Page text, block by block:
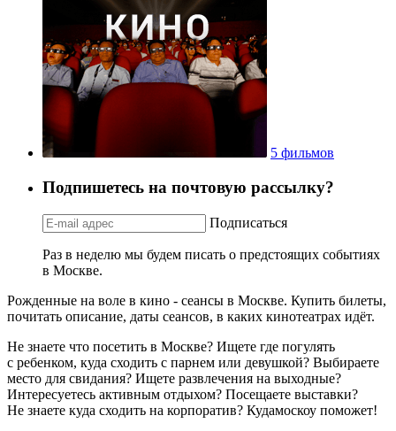
5 фильмов
Подпишетесь на почтовую рассылку?
Подписаться
Раз в неделю мы будем писать о предстоящих событиях
в Москве.
Рожденные на воле в кино - сеансы в Москве. Купить билеты,
почитать описание, даты сеансов, в каких кинотеатрах идёт.
Не знаете что посетить в Москве? Ищете где погулять
с ребенком, куда сходить с парнем или девушкой? Выбираете
место для свидания? Ищете развлечения на выходные?
Интересуетесь активным отдыхом? Посещаете выставки?
Не знаете куда сходить на корпоратив? Кудамоскоу поможет!